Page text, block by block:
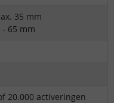
35 mm
65 mm
20.000 activeringen